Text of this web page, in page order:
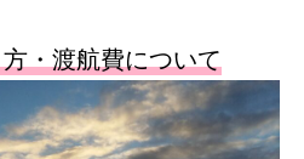
・渡航費について